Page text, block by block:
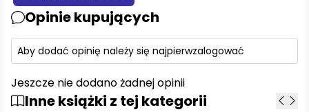
Opinie kupujących
Aby dodać opinię należy się najpierwzalogować
Jeszcze nie dodano żadnej opinii
Inne książki z tej kategorii